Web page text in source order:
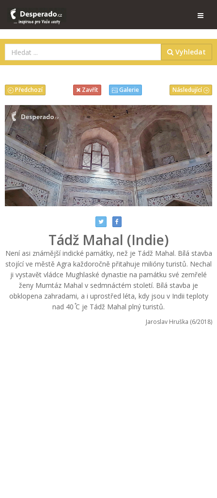
Vyhledat
Následující
Předchozí Zavřít Galerie
Tádž Mahal (Indie)
Není asi známější indické památky, než je Tádž Mahal. Bílá stavba
stojící ve městě Agra každoročně přitahuje milióny turistů. Nechal
ji vystavět vládce Mughlaské dynastie na památku své zemřelé
ženy Mumtáz Mahal v sedmnáctém století. Bílá stavba je
obklopena zahradami, a i uprostřed léta, kdy jsou v Indii teploty
nad 40 ֯C je Tádž Mahal plný turistů.
Jaroslav Hruška (6/2018)